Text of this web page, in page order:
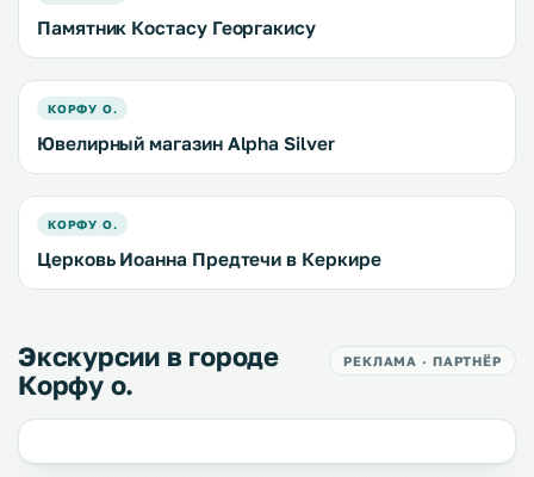
Памятник Костасу Георгакису
КОРФУ О.
Ювелирный магазин Alpha Silver
КОРФУ О.
Церковь Иоанна Предтечи в Керкире
Экскурсии в городе
Корфу о.
РЕКЛАМА · ПАРТНЁР